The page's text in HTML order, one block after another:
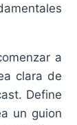
a
clara de
Define
un guion